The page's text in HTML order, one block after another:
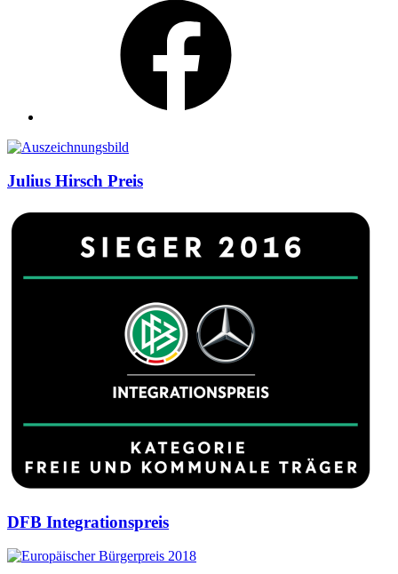
Auszeichnungen
Julius Hirsch Preis
DFB Integrationspreis